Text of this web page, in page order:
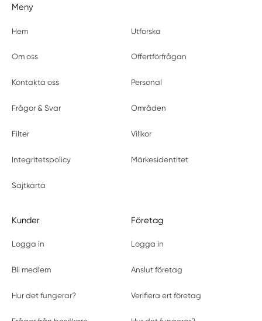
Meny
Hem Utforska
Om oss Offertförfrågan
Kontakta oss Personal
Frågor & Svar Områden
Filter Villkor
Integritetspolicy Märkesidentitet
Sajtkarta
Kunder
Logga in
Bli medlem
Hur det fungerar?
Företag
Logga in
Anslut företag
Verifiera ert företag